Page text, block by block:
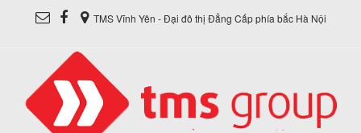
TMS Vĩnh Yên - Đại đô thị Đẳng Cấp phía bắc Hà Nội